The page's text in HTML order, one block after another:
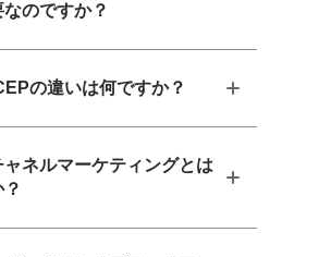
のですか？
の違いは何ですか？
ャネルマーケティングとは